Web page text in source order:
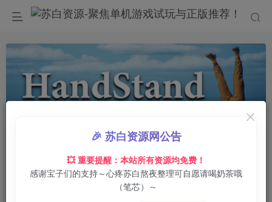
0:00
首页 电脑游戏 动作冒险 正文 0 2
🎉 苏白资源网公告
💥 重要提醒：本站所有资源均免费！
感谢宝子们的支持～心疼苏白熬夜整理可自愿请喝奶茶哦
（笔芯）～